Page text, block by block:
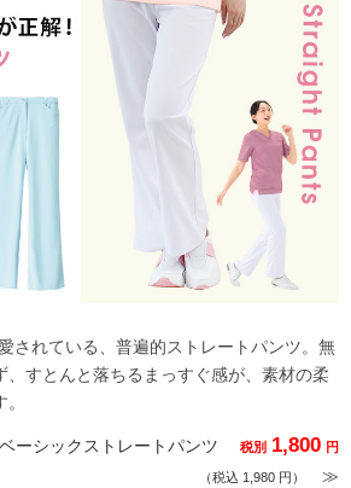
されている、普遍的ストレートパンツ。無
、すとんと落ちるまっすぐ感が、素材の柔
ベーシックストレートパンツ 税別 1,800 円
（税込 1,980 円） ≫